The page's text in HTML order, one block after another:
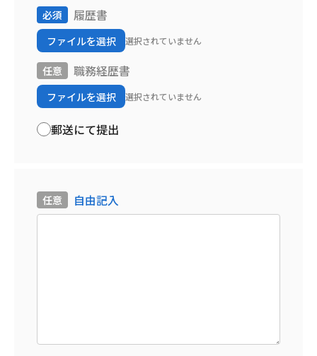
履歴書
ファイルを選択 選択されていません
職務経歴書
ファイルを選択 選択されていません
郵送にて提出
自由記入